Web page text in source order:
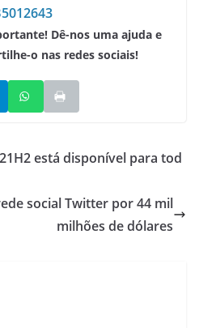
Dê-nos uma ajuda e
o nas redes sociais!
está disponível para tod
social Twitter por 44 mil
milhões de dólares